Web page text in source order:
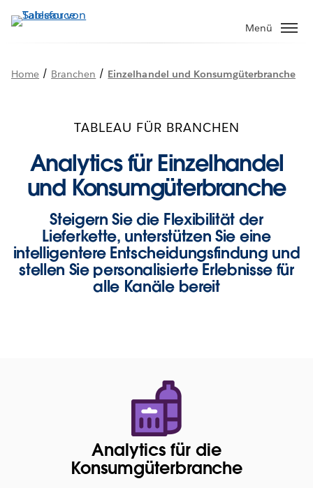
Direkt
zum
Menü
Home / Branchen / Einzelhandel und Konsumgüterbranche
TABLEAU FÜR BRANCHEN
Analytics für Einzelhandel
und Konsumgüterbranche
Steigern Sie die Flexibilität der
Lieferkette, unterstützen Sie eine
intelligentere Entscheidungsfindung und
stellen Sie personalisierte Erlebnisse für
alle Kanäle bereit
Analytics für die
Konsumgüterbranche